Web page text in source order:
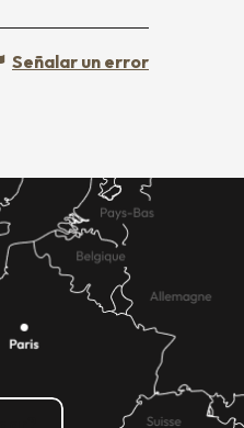
Señalar un error